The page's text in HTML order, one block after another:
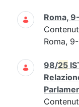
Roma,
Roma,
98/25